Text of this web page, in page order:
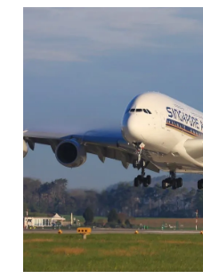
Hotline
Tổng biên tập: Nguyễn Ngọc
Phó tổng biên tập thường trực:
Phó tổng biên tập: Lâm Hiếu
Phó tổng biên tập: Trần Việt
Tổng thư ký tòa soạn: Đức
Giấy phép xuất bản số 110/GP
© 2003-2026 Bản quyền thuộc
chép dưới mọi hình thức nếu
bản. Phát triển bởi ePi